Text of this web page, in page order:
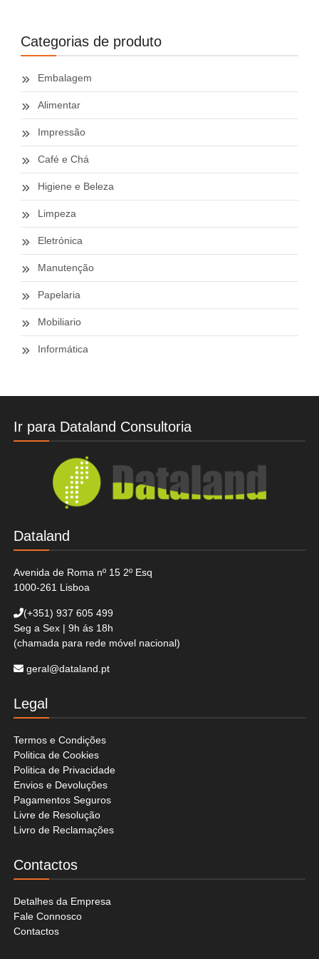
Categorias de produto
Embalagem
Alimentar
Impressão
Café e Chá
Higiene e Beleza
Limpeza
Eletrónica
Manutenção
Papelaria
Mobiliario
Informática
Ir para Dataland Consultoria
Dataland
Avenida de Roma nº 15 2º Esq
1000-261 Lisboa
(+351) 937 605 499
Seg a Sex | 9h ás 18h
(chamada para rede móvel nacional)
geral@dataland.pt
Legal
Termos e Condições
Politica de Cookies
Politica de Privacidade
Envios e Devoluções
Pagamentos Seguros
Livre de Resolução
Livro de Reclamações
Contactos
Detalhes da Empresa
Fale Connosco
Contactos